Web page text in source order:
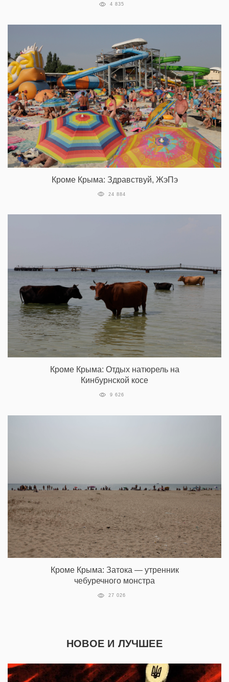
4 835
Кроме Крыма: Здравствуй, ЖэПэ
24 884
Кроме Крыма: Отдых натюрель на
Кинбурнской косе
9 626
Кроме Крыма: Затока — утренник
чебуречного монстра
27 026
НОВОЕ И ЛУЧШЕЕ